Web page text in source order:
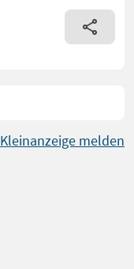
Kleinanzeige melden